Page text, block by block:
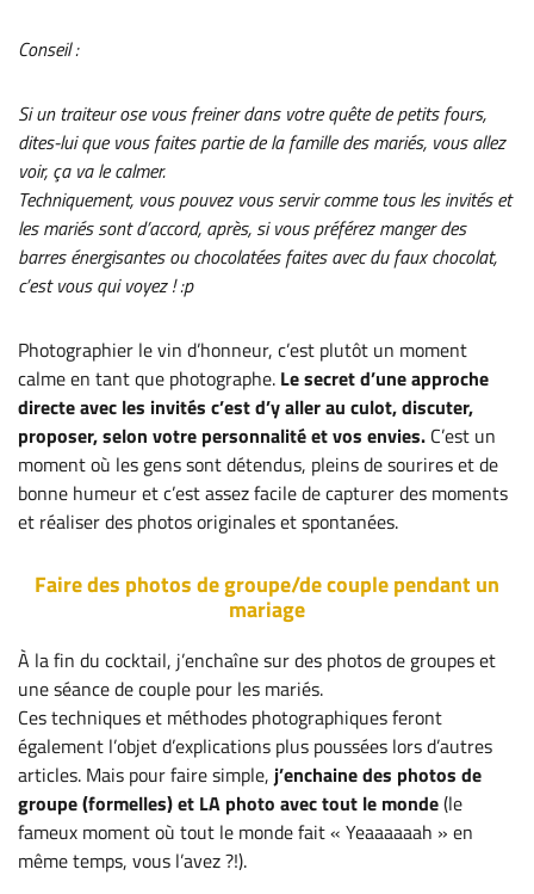
Conseil :
Si un traiteur ose vous freiner dans votre quête de petits fours,
dites-lui que vous faites partie de la famille des mariés, vous allez
voir, ça va le calmer.
Techniquement, vous pouvez vous servir comme tous les invités et
les mariés sont d’accord, après, si vous préférez manger des
barres énergisantes ou chocolatées faites avec du faux chocolat,
c’est vous qui voyez ! :p
Photographier le vin d’honneur, c’est plutôt un moment
calme en tant que photographe. Le secret d’une approche
directe avec les invités c’est d’y aller au culot, discuter,
proposer, selon votre personnalité et vos envies. C’est un
moment où les gens sont détendus, pleins de sourires et de
bonne humeur et c’est assez facile de capturer des moments
et réaliser des photos originales et spontanées.
Faire des photos de groupe/de couple pendant un
mariage
À la fin du cocktail, j’enchaîne sur des photos de groupes et
une séance de couple pour les mariés.
Ces techniques et méthodes photographiques feront
également l’objet d’explications plus poussées lors d’autres
articles. Mais pour faire simple, j’enchaine des photos de
groupe (formelles) et LA photo avec tout le monde(le
fameux moment où tout le monde fait « Yeaaaaaah » en
même temps, vous l’avez ?!).